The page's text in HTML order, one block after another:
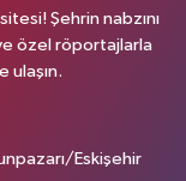
Şehrin nabzını
özel röportajlarla
ulaşın.
Eskişehir